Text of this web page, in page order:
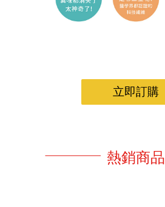
立即訂購
熱銷商品